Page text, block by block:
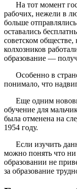
На тот момент
рабочих, нежели в
больше
оставались
советском
колхозников
образование —
Особенно в
понимало, что
Еще одним
обучение для
была отменена на
1954 году.
Если изучить
можно понять что
образовании не
за образование